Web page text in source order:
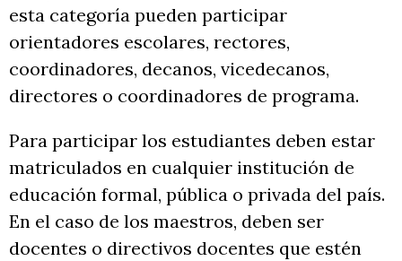
esta categoría pueden participar
orientadores escolares, rectores,
coordinadores, decanos, vicedecanos,
directores o coordinadores de programa.
Para participar los estudiantes deben estar
matriculados en cualquier institución de
educación formal, pública o privada del país.
En el caso de los maestros, deben ser
docentes o directivos docentes que estén